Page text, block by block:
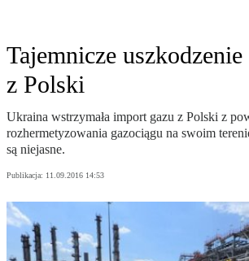
Tajemnicze uszkodzenie
z Polski
Ukraina wstrzymała import gazu z Polski z
rozhermetyzowania gazociągu na swoim
są niejasne.
Publikacja: 11.09.2016 14:53